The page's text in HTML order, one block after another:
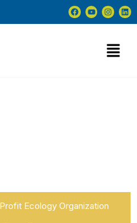
Ecology Organization